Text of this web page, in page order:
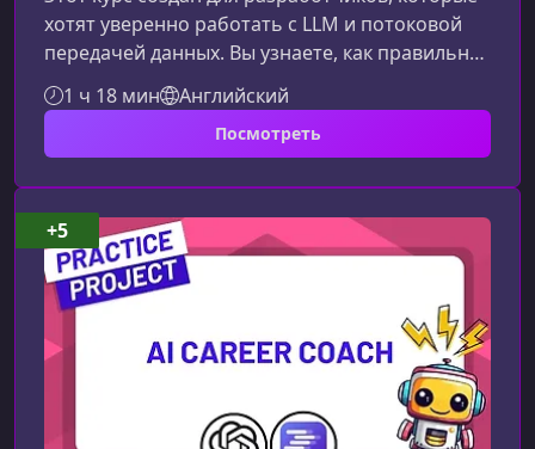
хотят уверенно работать с LLM и потоковой
передачей данных. Вы узнаете, как правильно
интегрировать LLM API, организовать работу с
Server-Sent Events и построить продуманную
архитектуру AI‑интерфейсов. Фокус — на
воспроизводимых шаблонах разработки,
которые можно переносить в любые будущие
проекты.Что делает этот курс особенно
ценнымМы не ограничиваемся теори
1 ч 18 мин Английский
Посмотреть
+5